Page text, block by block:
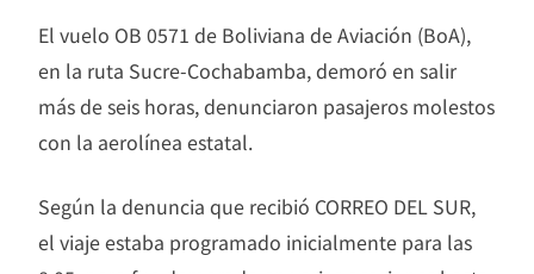
El vuelo OB 0571 de Boliviana de Aviación (BoA),
en la ruta Sucre-Cochabamba, demoró en salir
más de seis horas, denunciaron pasajeros molestos
con la aerolínea estatal.
Según la denuncia que recibió CORREO DEL SUR,
el viaje estaba programado inicialmente para las